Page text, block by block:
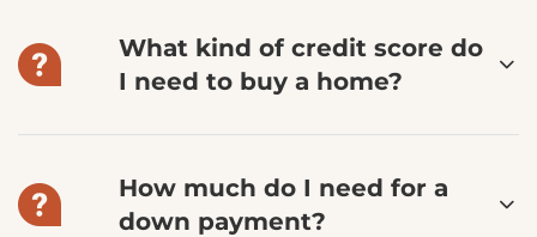
What kind of credit score do
I need to buy a home?
How much do I need for a
down payment?